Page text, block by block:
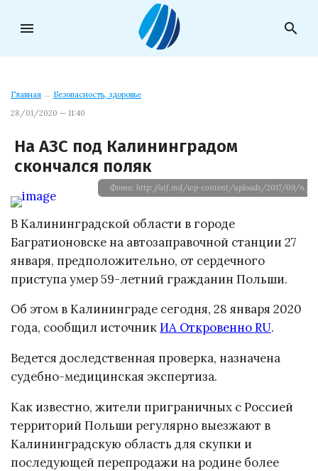
menu search
Главная → Безопасность, здоровье
28/01/2020 — 11:40
На АЗС под Калининградом
скончался поляк
Фото: http://aif.md/wp-content/uploads/2017/09/n.jpg
В Калининградской области в городе
Багратионовске на автозаправочной станции 27
января, предположительно, от сердечного
приступа умер 59-летний гражданин Польши.
Об этом в Калининграде сегодня, 28 января 2020
года, сообщил источникИА Откровенно RU.
Ведется доследственная проверка, назначена
судебно-медицинская экспертиза.
Как известно, жители приграничных с Россией
территорий Польши регулярно выезжают в
Калининградскую область для скупки и
последующей перепродажи на родине более